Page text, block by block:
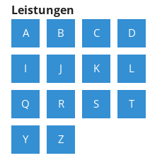
Leistungen
A B C D
I J K L
Q R S T
Y Z